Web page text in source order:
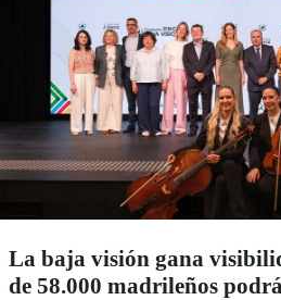
La baja visión gana
de 58.000 madrileños